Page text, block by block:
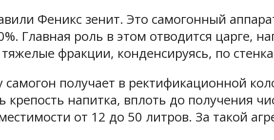
Феникс зенит. Это самогонный
Главная роль в этом отводится царге,
фракции, конденсируясь, по
получает в ректификационной
крепость напитка, вплоть до получения
от 12 до 50 литров. За такой